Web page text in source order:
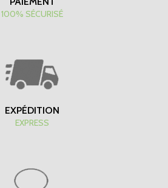
100% SÉCURISÉ
EXPÉDITION
EXPRESS